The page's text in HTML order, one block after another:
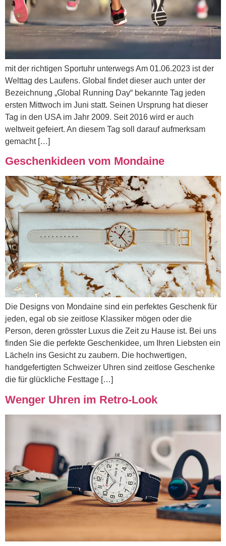
mit der richtigen Sportuhr unterwegs Am 01.06.2023 ist der
Welttag des Laufens. Global findet dieser auch unter der
Bezeichnung „Global Running Day“ bekannte Tag jeden
ersten Mittwoch im Juni statt. Seinen Ursprung hat dieser
Tag in den USA im Jahr 2009. Seit 2016 wird er auch
weltweit gefeiert. An diesem Tag soll darauf aufmerksam
gemacht […]
Geschenkideen vom Mondaine
Die Designs von Mondaine sind ein perfektes Geschenk für
jeden, egal ob sie zeitlose Klassiker mögen oder die
Person, deren grösster Luxus die Zeit zu Hause ist. Bei uns
finden Sie die perfekte Geschenkidee, um Ihren Liebsten ein
Lächeln ins Gesicht zu zaubern. Die hochwertigen,
handgefertigten Schweizer Uhren sind zeitlose Geschenke
die für glückliche Festtage […]
Wenger Uhren im Retro-Look